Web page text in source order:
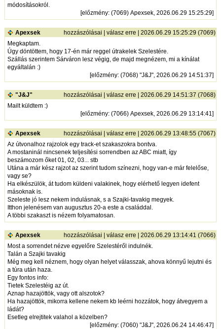
módosításokról.
[előzmény: (7069) Apexsek, 2026.06.29 15:25:29]
Apexsek hozzászólásai |válasz erre | 2026.06.29 15:25:29 (7069)
Megkaptam.
Úgy döntöttem, hogy 17-én már reggel útrakelek Szelestére.
Szállás szerintem Sárváron lesz végig, de majd megnézem, mi a kínálat
egyáltalán :)
[előzmény: (7068) "J&J", 2026.06.29 14:51:37]
"J&J" hozzászólásai |válasz erre | 2026.06.29 14:51:37 (7068)
Mailt küldtem :)
[előzmény: (7066) Apexsek, 2026.06.29 13:14:41]
Apexsek hozzászólásai |válasz erre | 2026.06.29 13:48:55 (7067)
Az útvonalhoz rajzolok egy track-et szakaszokra bontva.
A mostaninál nincsenek teljesítési sorrendben az ABC miatt, így
beszámozom őket 01, 02, 03... stb
Utána a már kész rajzot az szerint tudom színezni, hogy van-e már felelőse,
vagy se?
Ha elkészülök, át tudom küldeni valakinek, hogy elérhető legyen idefent
másoknak is.
Szeleste jó lesz nekem indulásnak, s a Szajki-tavakig megyek.
Itthon jelenésem van augusztus 20-a este a családdal.
A többi szakaszt is nézem folyamatosan.
Apexsek hozzászólásai |válasz erre | 2026.06.29 13:14:41 (7066)
Most a sorrendet nézve egyelőre Szelestéről indulnék.
Talán a Szajki tavakig
Még meg kell néznem, hogy olyan helyet válasszak, ahova könnyű lejutni és
a túra után haza.
Egy fontos info:
Tietek Szelestéig az út.
Aznap hazajöttök, vagy ott alszotok?
Ha hazajöttök, mikorra kellene nekem kb leérni hozzátok, hogy átvegyem a
ládát?
Esetleg elrejtitek valahol a közelben?
[előzmény: (7060) "J&J", 2026.06.24 14:46:47]